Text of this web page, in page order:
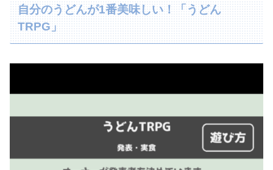
自分のうどんが1番美味しい！「うどん
TRPG」